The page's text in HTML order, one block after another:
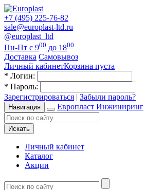
+7 (495) 225-76-82
sale@europlast-ltd.ru
@europlast_ltd
Пн-Пт с 900 до 1800
Доставка Самовывоз
Личный кабинетКорзина пуста
* Логин:
* Пароль:
Зарегистрироваться | Забыли пароль?
Навигация Европласт Инжиниринг
Искать
Личный кабинет
Каталог
Акции